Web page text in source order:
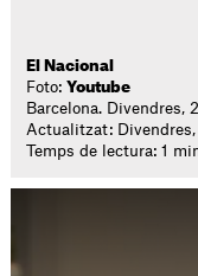
El Nacional
Foto: Youtube
Barcelona. Divendres,
Actualitzat: Divendres,
Temps de lectura: 1